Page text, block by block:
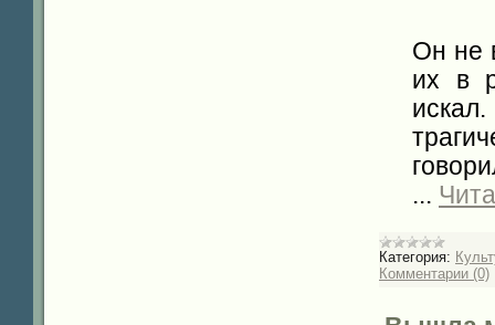
Он не
их в
...
Категория:
Комментарии (0)